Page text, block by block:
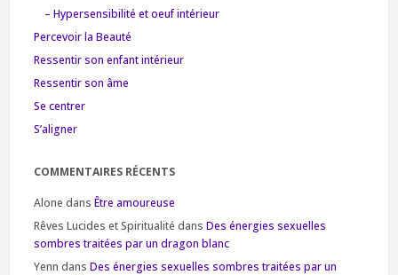
– Hypersensibilité et oeuf intérieur
Percevoir la Beauté
Ressentir son enfant intérieur
Ressentir son âme
Se centrer
S’aligner
COMMENTAIRES RÉCENTS
Alone dans Être amoureuse
Rêves Lucides et Spiritualité dans Des énergies sexuelles
sombres traitées par un dragon blanc
Yenn dans Des énergies sexuelles sombres traitées par un